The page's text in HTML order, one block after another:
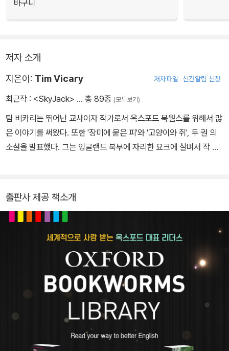
바구니
저자 소개
지은이: Tim Vicary 저자파일 신간알림 신청
최근작 : <SkyJack> … 총 89종 (모두보기)
팀 비카리는 뛰어난 교사이자 작가로서 옥스포드 북웜스를 위해서 많
은 이야기를 써왔다. 또한 '장미에 묻은 피'와 '고양이와 쥐', 두 권 의
소설을 발표했다. 그는 잉글랜드 북부에 자리한 요크에 살며서 작 품
출판사 제공 책소개